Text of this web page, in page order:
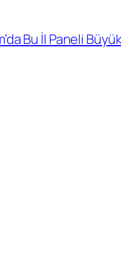
Bu İl Paneli